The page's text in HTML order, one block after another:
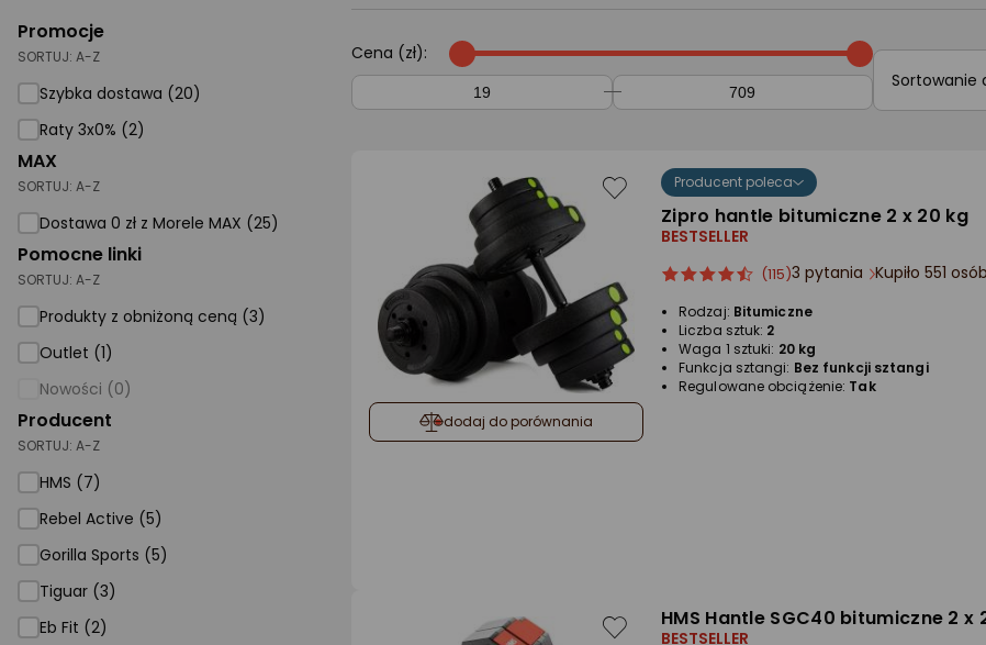
Telewizory i audio
Foto i kamery
AGD duże
AGD małe
Biuro i firma
Sport i turystyka
Zabawki i dziecko
Supermarket
Strefa marek
Promocje
SORTUJ: A-Z
Szybka dostawa (20)
Raty 3x0% (2)
MAX
SORTUJ: A-Z
Dostawa 0 zł z Morele MAX (25)
Pomocne linki
SORTUJ: A-Z
Produkty z obniżoną ceną (3)
Outlet (1)
Nowości (0)
Producent
SORTUJ: A-Z
HMS (7)
Rebel Active (5)
Gorilla Sports (5)
Tiguar (3)
Eb Fit (2)
Cena (zł):
Sortowanie
dodaj do porównania
Producent poleca
Zipro hantle bitumiczne 2 x 20 kg
BESTSELLER
ocena
4.5/5
gwiazdki
Ocena
(115)3 pytania Kupiło 551 osób
Rodzaj: Bitumiczne
Liczba sztuk: 2
Waga 1 sztuki: 20 kg
Funkcja sztangi: Bez funkcji sztangi
Regulowane obciążenie: Tak
HMS ‎Hantle SGC40 bitumiczne 2 x
BESTSELLER